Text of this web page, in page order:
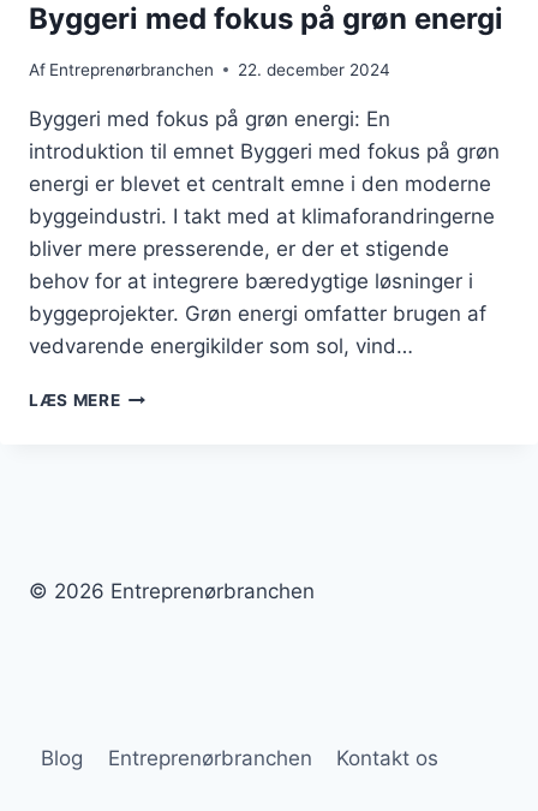
Byggeri med fokus på grøn energi
Af Entreprenørbranchen 22. december 2024
Byggeri med fokus på grøn energi: En
introduktion til emnet Byggeri med fokus på grøn
energi er blevet et centralt emne i den moderne
byggeindustri. I takt med at klimaforandringerne
bliver mere presserende, er der et stigende
behov for at integrere bæredygtige løsninger i
byggeprojekter. Grøn energi omfatter brugen af
vedvarende energikilder som sol, vind…
LÆS MEREBYGGERI
© 2026 Entreprenørbranchen
Blog Entreprenørbranchen Kontakt os